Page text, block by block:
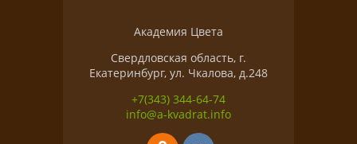
Академия Цвета
Свердловская область, г.
Екатеринбург, ул. Чкалова, д.248
+7(343) 344-64-74
info@a-kvadrat.info